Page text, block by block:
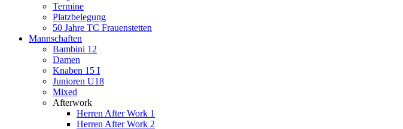
Termine
Platzbelegung
50 Jahre TC Frauenstetten
Mannschaften
Bambini 12
Damen
Knaben 15 I
Junioren U18
Mixed
Afterwork
Herren After Work 1
Herren After Work 2